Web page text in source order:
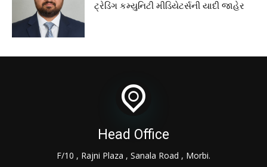
ટ્રેડિંગ કમ્યુનિટી મીડિયેટર્સની યાદી જાહેર
Head Office
F/10 , Rajni Plaza , Sanala Road , Morbi.